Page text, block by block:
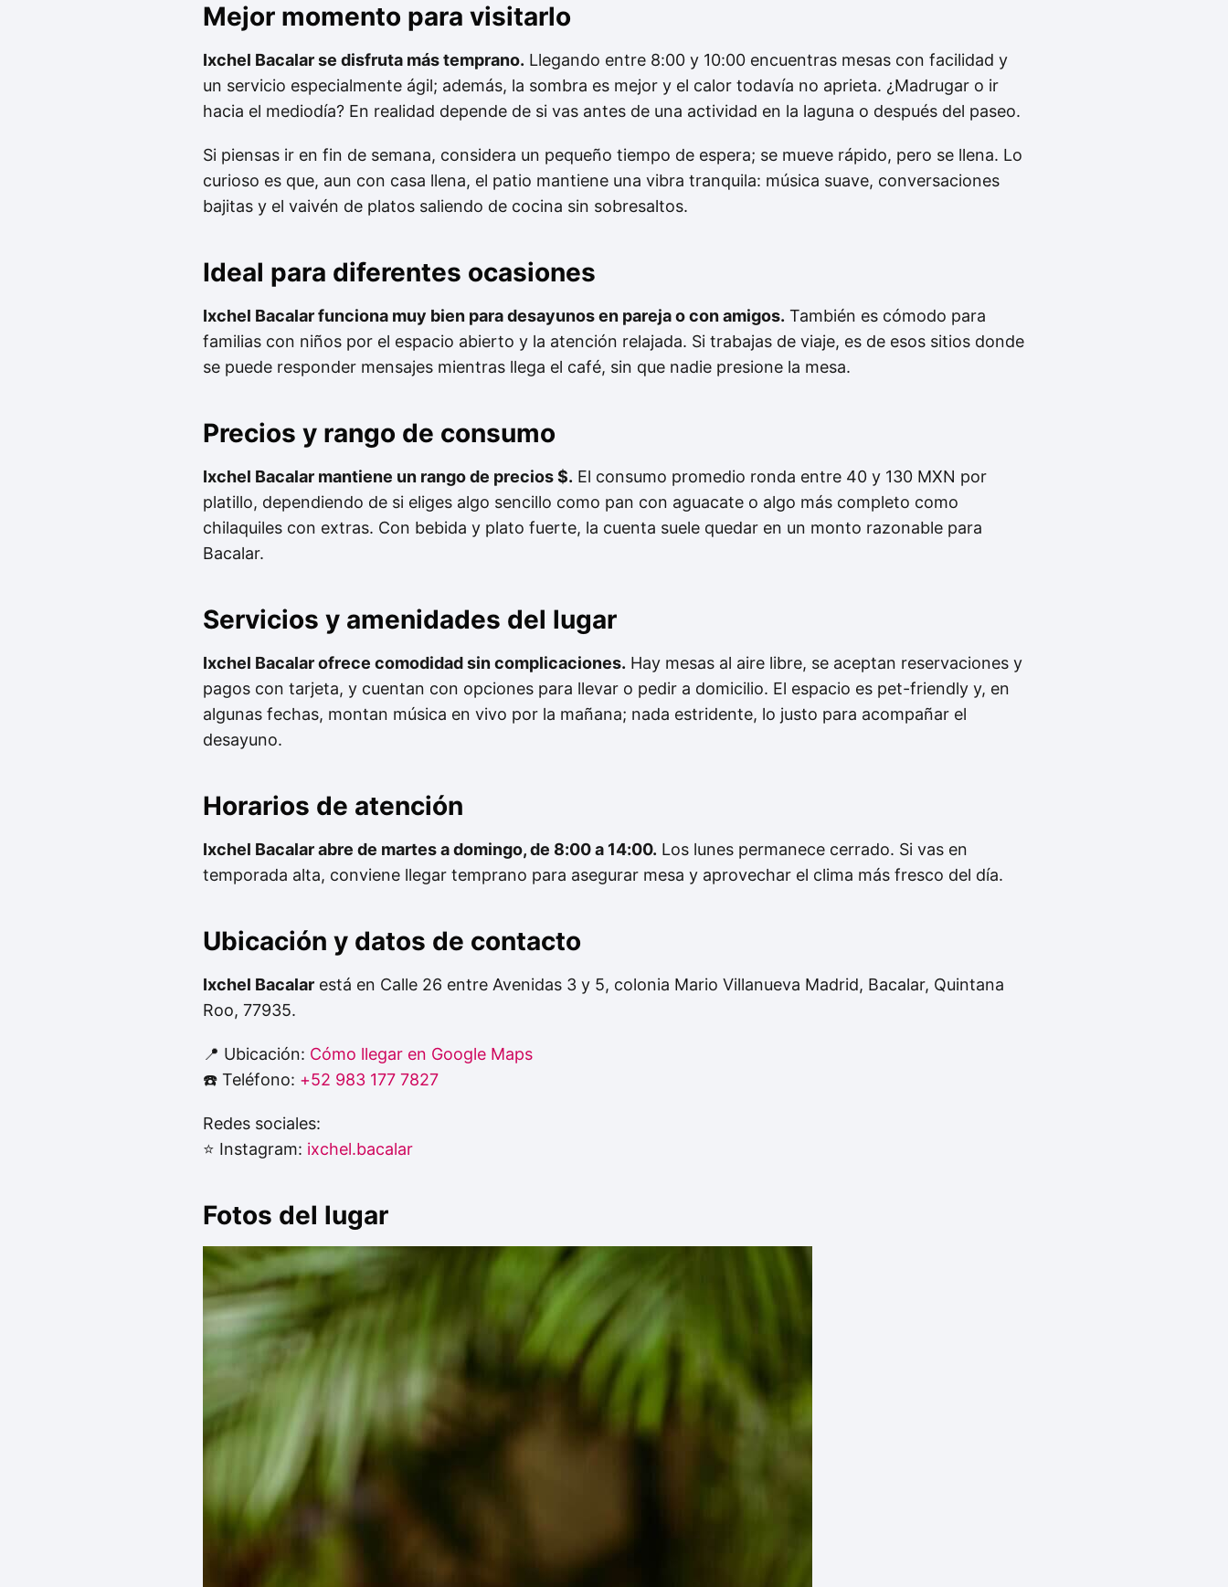
Mejor momento para visitarlo
Ixchel Bacalar se disfruta más temprano. Llegando entre 8:00 y 10:00 encuentras mesas con facilidad y
un servicio especialmente ágil; además, la sombra es mejor y el calor todavía no aprieta. ¿Madrugar o ir
hacia el mediodía? En realidad depende de si vas antes de una actividad en la laguna o después del paseo.
Si piensas ir en fin de semana, considera un pequeño tiempo de espera; se mueve rápido, pero se llena. Lo
curioso es que, aun con casa llena, el patio mantiene una vibra tranquila: música suave, conversaciones
bajitas y el vaivén de platos saliendo de cocina sin sobresaltos.
Ideal para diferentes ocasiones
Ixchel Bacalar funciona muy bien para desayunos en pareja o con amigos. También es cómodo para
familias con niños por el espacio abierto y la atención relajada. Si trabajas de viaje, es de esos sitios donde
se puede responder mensajes mientras llega el café, sin que nadie presione la mesa.
Precios y rango de consumo
Ixchel Bacalar mantiene un rango de precios $. El consumo promedio ronda entre 40 y 130 MXN por
platillo, dependiendo de si eliges algo sencillo como pan con aguacate o algo más completo como
chilaquiles con extras. Con bebida y plato fuerte, la cuenta suele quedar en un monto razonable para
Bacalar.
Servicios y amenidades del lugar
Ixchel Bacalar ofrece comodidad sin complicaciones. Hay mesas al aire libre, se aceptan reservaciones y
pagos con tarjeta, y cuentan con opciones para llevar o pedir a domicilio. El espacio es pet-friendly y, en
algunas fechas, montan música en vivo por la mañana; nada estridente, lo justo para acompañar el
desayuno.
Horarios de atención
Ixchel Bacalar abre de martes a domingo, de 8:00 a 14:00. Los lunes permanece cerrado. Si vas en
temporada alta, conviene llegar temprano para asegurar mesa y aprovechar el clima más fresco del día.
Ubicación y datos de contacto
Ixchel Bacalar está en Calle 26 entre Avenidas 3 y 5, colonia Mario Villanueva Madrid, Bacalar, Quintana
Roo, 77935.
📍 Ubicación: Cómo llegar en Google Maps
☎️ Teléfono: +52 983 177 7827
Redes sociales:
⭐ Instagram: ixchel.bacalar
Fotos del lugar